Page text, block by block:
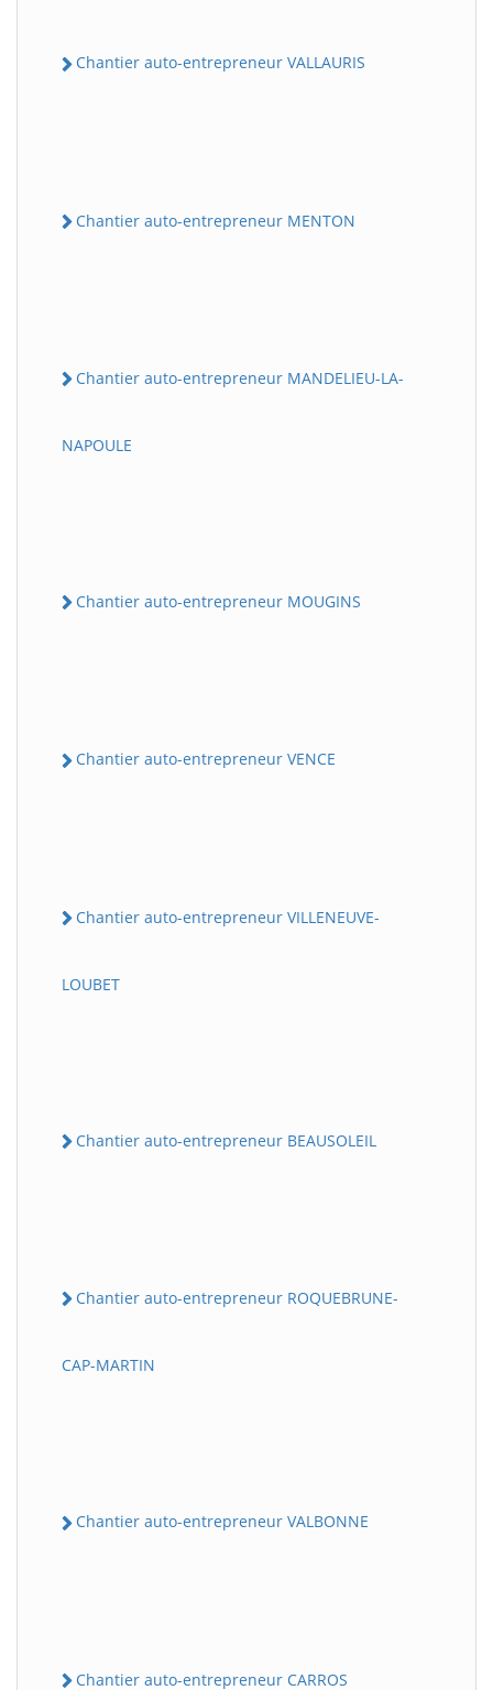
Chantier auto-entrepreneur VALLAURIS
Chantier auto-entrepreneur MENTON
Chantier auto-entrepreneur MANDELIEU-LA-
NAPOULE
Chantier auto-entrepreneur MOUGINS
Chantier auto-entrepreneur VENCE
Chantier auto-entrepreneur VILLENEUVE-
LOUBET
Chantier auto-entrepreneur BEAUSOLEIL
Chantier auto-entrepreneur ROQUEBRUNE-
CAP-MARTIN
Chantier auto-entrepreneur VALBONNE
Chantier auto-entrepreneur CARROS